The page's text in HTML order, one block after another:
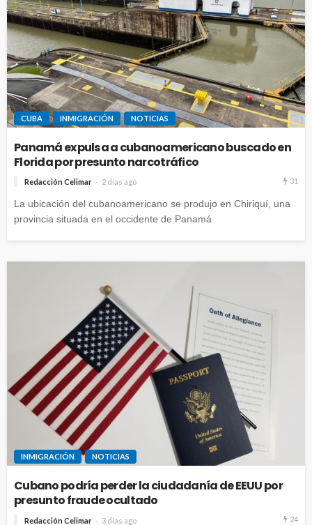
CUBA INMIGRACIÓN NOTICIAS
Panamá expulsa a cubanoamericano buscado en
Florida por presunto narcotráfico
Redacción Celimar 2 días ago 31
La ubicación del cubanoamericano se produjo en Chiriquí, una
provincia situada en el occidente de Panamá
INMIGRACIÓN NOTICIAS
Cubano podría perder la ciudadanía de EEUU por
presunto fraude ocultado
Redacción Celimar 3 días ago 24